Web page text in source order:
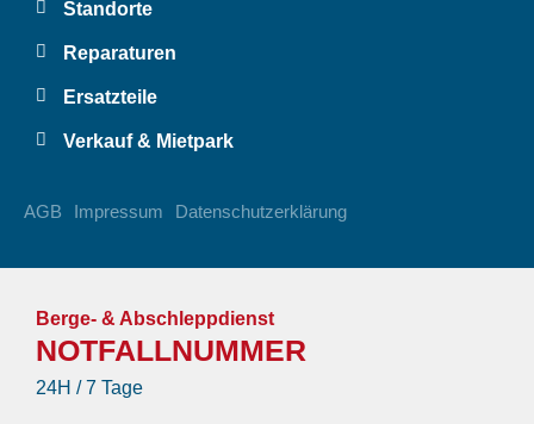
Standorte
Reparaturen
Ersatzteile
Verkauf & Mietpark
AGB Impressum Datenschutzerklärung
Berge- & Abschleppdienst
NOTFALLNUMMER
24H / 7 Tage